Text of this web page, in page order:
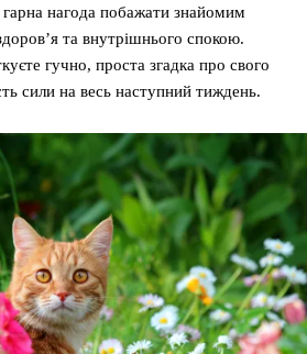
нагода побажати знайомим
та внутрішнього спокою.
гучно, проста згадка про свого
сили на весь наступний тиждень.